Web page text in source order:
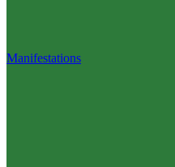
Manifestations